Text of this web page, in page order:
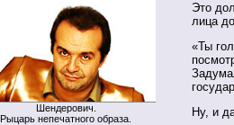
Шендерович.
Рыцарь непечатного образа.
Это
лица
«Ты
Ну, и